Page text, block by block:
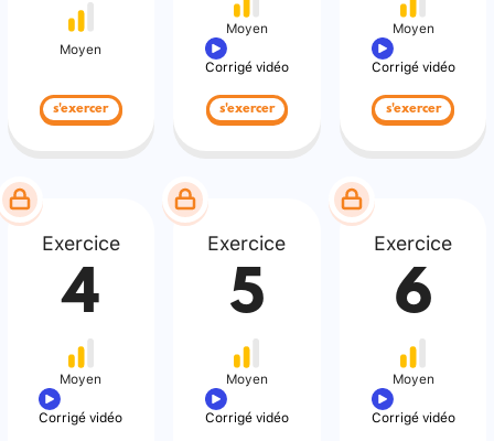
Moyen
s'exercer
Moyen
Corrigé vidéo
s'exercer
Moyen
Corrigé vidéo
s'exercer
Exercice
4
Moyen
Corrigé vidéo
Exercice
5
Moyen
Corrigé vidéo
Exercice
6
Moyen
Corrigé vidéo